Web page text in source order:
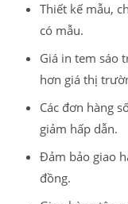
Thiết kế mẫu,
có mẫu.
Giá in tem sáo
hơn giá thị
Các đơn hàng
giảm hấp dẫn.
Đảm bảo giao
đồng.